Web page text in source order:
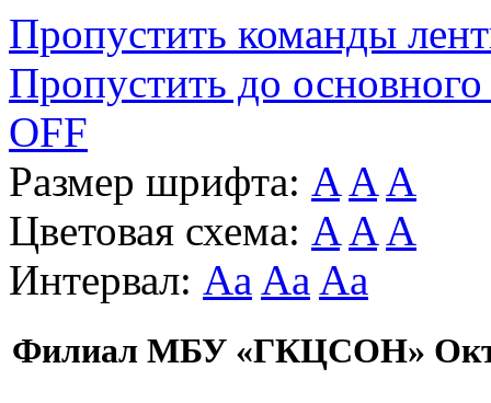
Пропустить команды
Пропустить до основного
OFF
Размер шрифта: A A A
Цветовая схема: A A A
Интервал: Aa Aa Aa
Филиал МБУ «ГКЦСОН»